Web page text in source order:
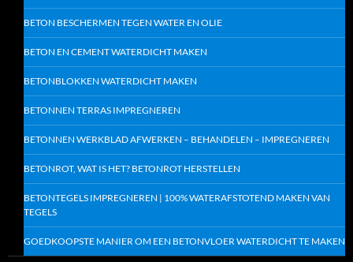
BETON BESCHERMEN TEGEN WATER EN OLIE
BETON EN CEMENT WATERDICHT MAKEN
BETONBLOKKEN WATERDICHT MAKEN
BETONNEN TERRAS IMPREGNEREN
BETONNEN WERKBLAD AFWERKEN – BEHANDELEN – IMPREGNEREN
BETONROT, WAT IS HET? BETONROT HERSTELLEN
BETONTEGELS IMPREGNEREN | 100% WATERAFSTOTEND MAKEN VAN
TEGELS
GOEDKOOPSTE MANIER OM EEN BETONVLOER WATERDICHT TE MAKEN